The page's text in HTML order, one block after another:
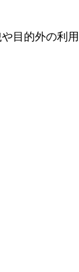
目的外の利